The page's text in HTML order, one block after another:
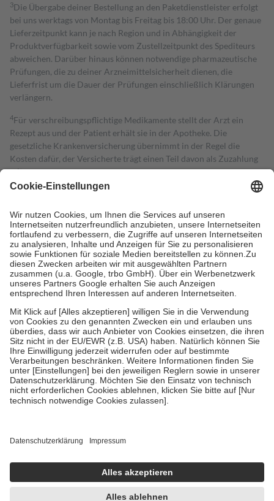
3Die Übergabe deiner Bestellung an den Paketdienstleister erfolgt
bei uns werktags von Montag bis Freitag bis 18:00 Uhr. Der genaue
Lieferzeitpunkt kann je nach Region und in Abhängigkeit der
Produktverfügbarkeit sowie vom Zustellzeitpunkt des Spediteurs
abweichen. Darüber hinaus können notwendige pharmazeutische
Prüfungen, die zu deiner Arzneimittelsicherheit dienen, die
Lieferfrist um die Dauer der Prüfungen einschließlich Klärungen
verlängern.
4Für verschreibungspflichtige Medikamente stellt der Arzt ein
Rezept aus und der Patient erhält sie in der Apotheke. Die
gesetzliche Krankenversicherung übernimmt in der Regel die
Kosten dafür, der Versicherte trägt einen Teil davon als Zuzahlung
mit.
Grundsätzlich leisten Mitglieder Zuzahlungen in Höhe von zehn
höchstens zehn Euro.
Es sind jedoch nie mehr als die tatsächlichen
Kosten der Leistung zu entrichten.
Diese Regeln gelten grundsätzlich auch für Online-Apotheken.
Bei Heilmitteln und häuslicher Krankenpflege beträgt die
Zuzahlung zehn Prozent der Kosten sowie zehn Euro je
Verordnung.
Um das Engagement der Versicherten für ihre eigene Gesundheit zu
stärken und die besondere Stellung der Familie zu unterstützen,
fallenkeine Zuzahlungenan bei:
• Kindern und Jugendlichen bis zum vollendeten 18. Lebensjahr
mit Ausnahme der Fahrkosten
• Untersuchungen zur Vorsorge und Früherkennung, die von der
GKV getragen werden
• empfohlenen Schutzimpfungen
• Harn- und Blutteststreifen
getroffen, um sicherzustellen, dass es sich um echte Bewertungen
https://help.etrusted.com/hc/de/articles/4419944605341
Einige Bilder und Inhalte wurden unter Zuhilfenahme künstlicher